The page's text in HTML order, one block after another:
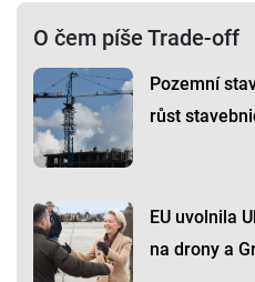
O čem píše Trade-off
Pozemní
růst
EU uvolnila
na drony a